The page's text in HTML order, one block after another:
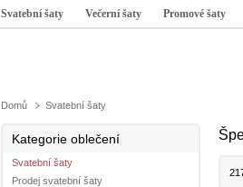
Svatební šaty Večerní šaty Promové šaty
Domů Svatební šaty
Kategorie oblečení
Svatební šaty
Prodej svatební šaty